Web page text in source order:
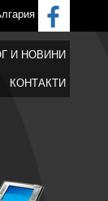
И НОВИНИ
КОНТАКТИ